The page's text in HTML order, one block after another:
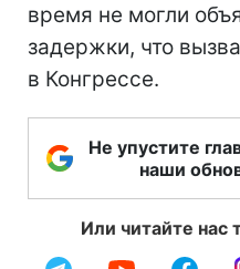
время не могли
задержки, что
в Конгрессе.
Не упустите
наши
Или читайте нас